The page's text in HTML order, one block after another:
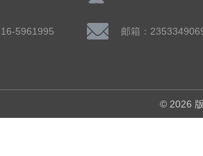
5961995 邮箱：
© 2026